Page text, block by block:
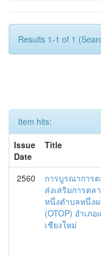
Results 1-1 of 1
Item hits:
Issue
Date
Title
2560
การบูรณาการ
ส่งเสริมการต
หนึ่งตำบลหนึ่ง
(OTOP) อำเภ
เชียงใหม่